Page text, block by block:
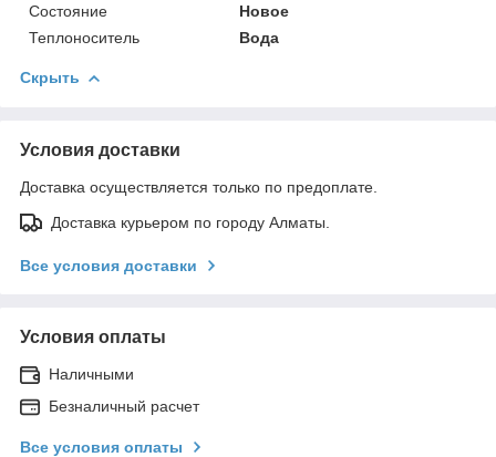
Состояние
Новое
Теплоноситель
Вода
Скрыть
Условия доставки
Доставка осуществляется только по предоплате.
Доставка курьером по городу Алматы.
Все условия доставки
Условия оплаты
Наличными
Безналичный расчет
Все условия оплаты